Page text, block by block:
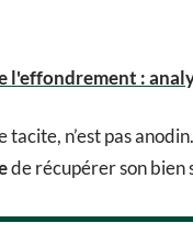
l'effondrement :
tacite, n’est pas
de récupérer son bien